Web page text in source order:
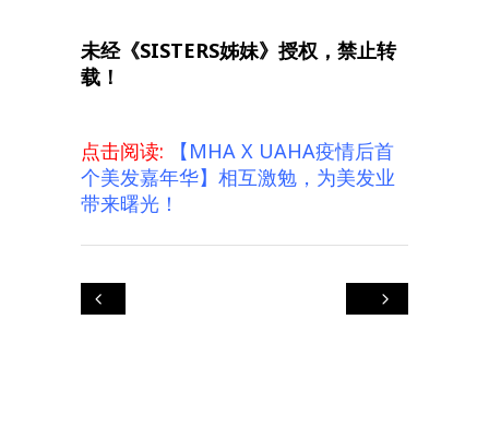
未经《SISTERS姊妹》授权，禁止转
载！
点击阅读:
【MHA X UAHA疫情后首
个美发嘉年华】相互激勉，为美发业
带来曙光！